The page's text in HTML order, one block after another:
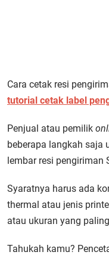
Cara cetak resi
tutorial cetak label
Penjual atau pemilik
beberapa langkah saja
lembar resi pengiriman
Syaratnya harus ada
thermal atau jenis
atau ukuran yang
Tahukah kamu?